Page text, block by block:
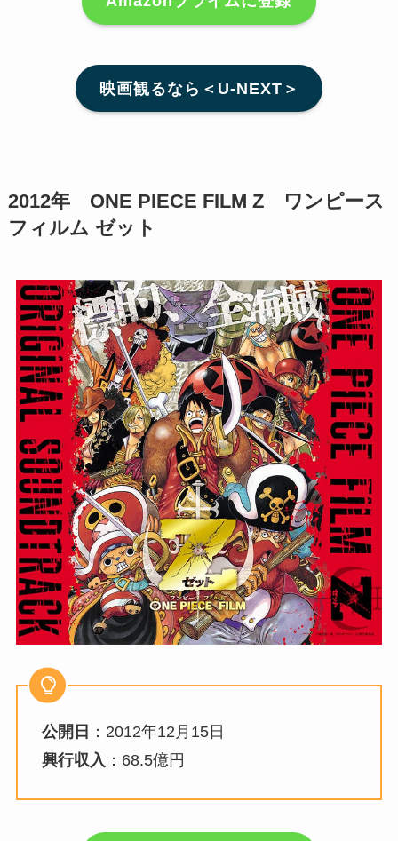
映画観るなら＜U-NEXT＞
2012年 ONE PIECE FILM Z ワンピース
フィルム ゼット
公開日 ：2012年12月15日
興行収入 ：68.5億円